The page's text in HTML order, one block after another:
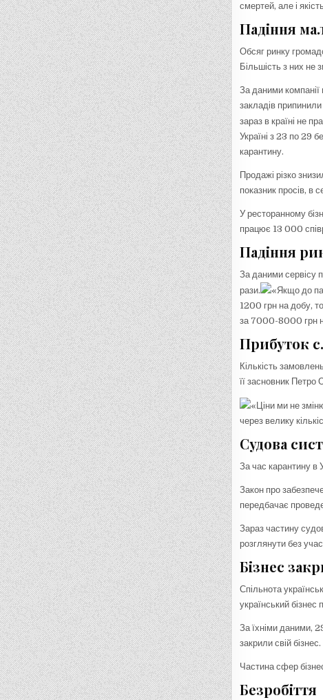
смертей, але і
Падіння
Обсяг ринку
Більшість з них не
За даними компанії
закладів
зараз в країні не
Україні з 23 по 29
карантину.
Продажі різко
показник просів, в
У ресторанному
працює 13 000
Падіння
За даними сервісу
рази.
«Якщо до
1200 грн на добу,
за 7000-8000 грн
Прибуток
Кількість
її засновник Петро
«Ціни ми не
через велику
Судова
За час карантину в
Закон про
передбачає
Зараз частину
розглянути без
Бізнес
Спільнота
український бізнес
За їхніми даними,
закрили свій бізнес.
Частина сфер
Безробіття